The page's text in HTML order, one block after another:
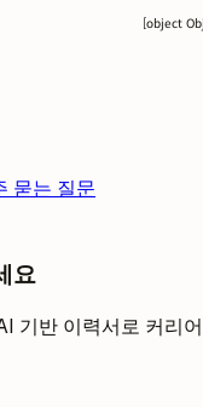
[object
묻는 질문
요
기반 이력서로 커리